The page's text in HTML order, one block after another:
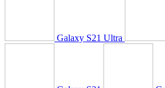
Galaxy S21 Ultra